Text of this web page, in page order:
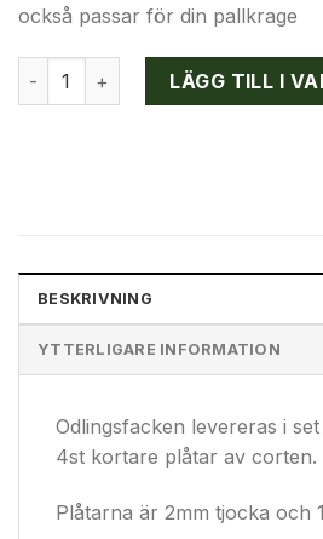
också passar för din pallkrage
Odlingsfack för pallkrage mängd
LÄGG TILL I
BESKRIVNING
YTTERLIGARE INFORMATION
Odlingsfacken levereras i
4st kortare plåtar av corten.
Plåtarna är 2mm tjocka och